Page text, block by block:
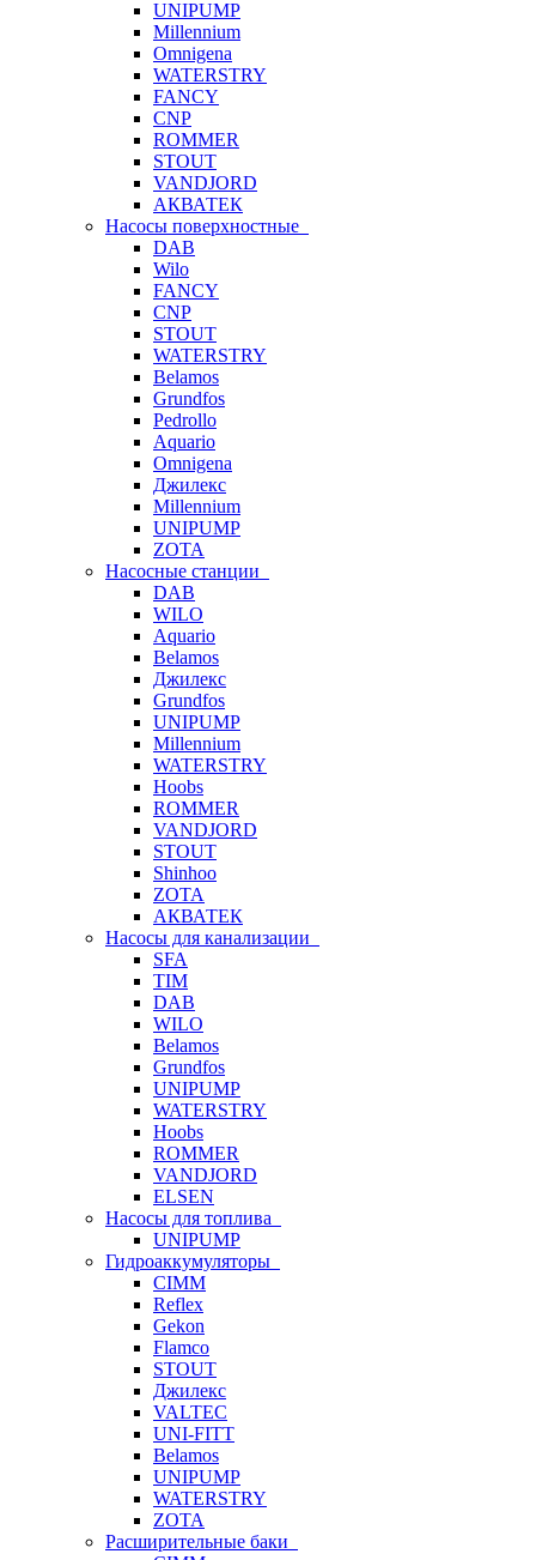
UNIPUMP
Millennium
Omnigena
WATERSTRY
FANCY
CNP
ROMMER
STOUT
VANDJORD
АКВАТЕК
Насосы поверхностные
DAB
Wilo
FANCY
CNP
STOUT
WATERSTRY
Belamos
Grundfos
Pedrollo
Aquario
Omnigena
Джилекс
Millennium
UNIPUMP
ZOTA
Насосные станции
DAB
WILO
Aquario
Belamos
Джилекс
Grundfos
UNIPUMP
Millennium
WATERSTRY
Hoobs
ROMMER
VANDJORD
STOUT
Shinhoo
ZOTA
АКВАТЕК
Насосы для канализации
SFA
TIM
DAB
WILO
Belamos
Grundfos
UNIPUMP
WATERSTRY
Hoobs
ROMMER
VANDJORD
ELSEN
Насосы для топлива
UNIPUMP
Гидроаккумуляторы
CIMM
Reflex
Gekon
Flamco
STOUT
Джилекс
VALTEC
UNI-FITT
Belamos
UNIPUMP
WATERSTRY
ZOTA
Расширительные баки